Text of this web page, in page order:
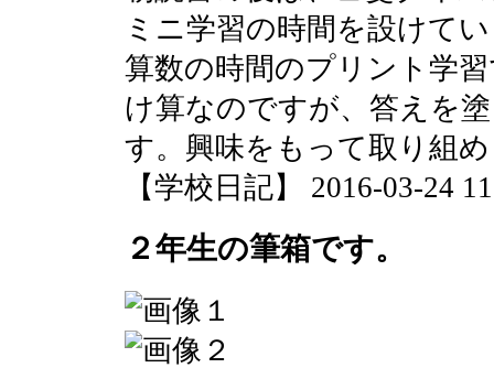
ミニ学習の時間を設けて
算数の時間のプリント学
け算なのですが、答えを
す。興味をもって取り組
【学校日記】 2016-03-24
２年生の筆箱です。